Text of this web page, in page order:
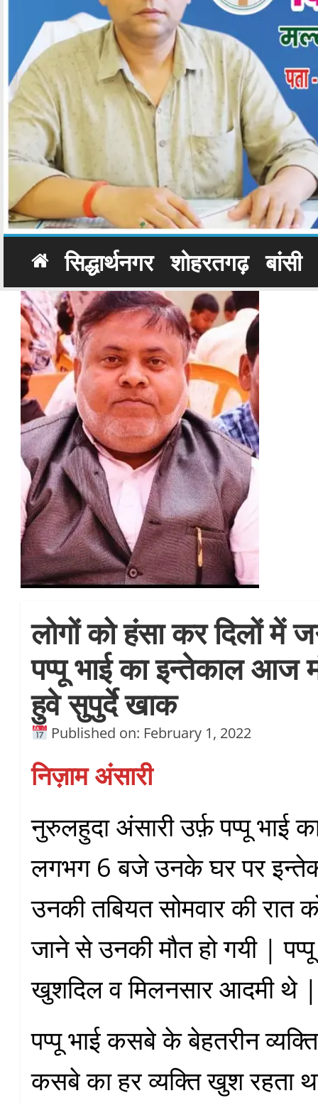
सिद्धार्थनगर शोहरतगढ़ बांसी
लोगों को हंसा कर दिलों में
पप्पू भाई का इन्तेकाल आज
हुवे सुपुर्दे खाक
Published on: February 1, 2022
निज़ाम अंसारी
नुरुलहुदा अंसारी उर्फ़ पप्पू
लगभग 6 बजे उनके घर पर
उनकी तबियत सोमवार की रात
जाने से उनकी मौत हो गयी |
खुशदिल व मिलनसार आदमी थे |
पप्पू भाई कसबे के बेहतरीन
कसबे का हर व्यक्ति खुश रहता